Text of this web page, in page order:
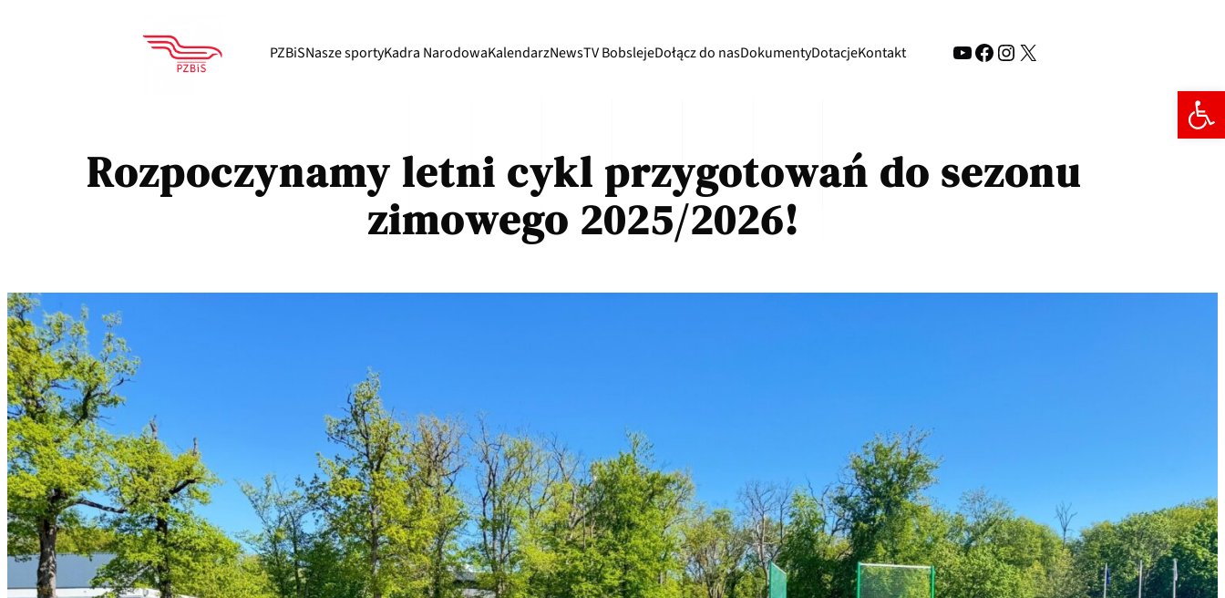
PZBiSNasze sportyKadra NarodowaKalendarzNewsTV BobslejeDołącz do nasDokumentyDotacjeKontakt
Rozpoczynamy letni cykl przygotowań do sezonu
zimowego 2025/2026!